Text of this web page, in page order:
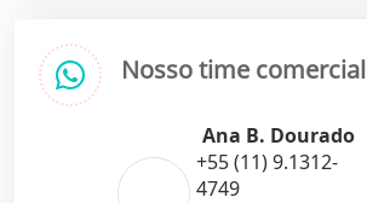
Nosso time comercial
Ana B. Dourado
+55 (11) 9.1312-
4749